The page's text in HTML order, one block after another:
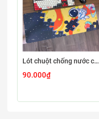
Lót chuột chống nước cỡ lớn 80x30cm dày 3mm ASTRO-03-80X30
90.000₫